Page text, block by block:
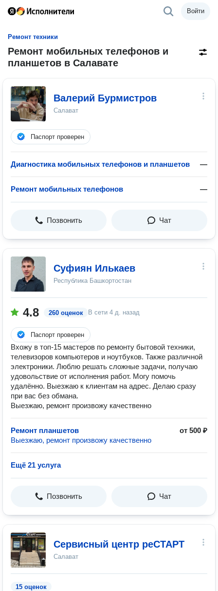
Войти
Ремонт техники
Ремонт мобильных телефонов и
планшетов в Салавате
Валерий Бурмистров
Салават
Паспорт проверен
Диагностика мобильных телефонов и планшетов —
Ремонт мобильных телефонов —
Позвонить Чат
Суфиян Илькаев
Республика Башкортостан
4.8 260 оценок В сети 4 д. назад
Паспорт проверен
Вхожу в топ-15 мастеров по ремонту бытовой техники,
телевизоров компьютеров и ноутбуков. Также различной
электроники. Люблю решать сложные задачи, получаю
удовольствие от исполнения работ. Могу помочь
удалённо. Выезжаю к клиентам на адрес. Делаю сразу
при вас без обмана.
Выезжаю, ремонт произвожу качественно
Ремонт планшетов
от 500 ₽
Выезжаю, ремонт произвожу качественно
Ещё 21 услуга
Позвонить Чат
Сервисный центр реСТАРТ
Салават
15 оценок